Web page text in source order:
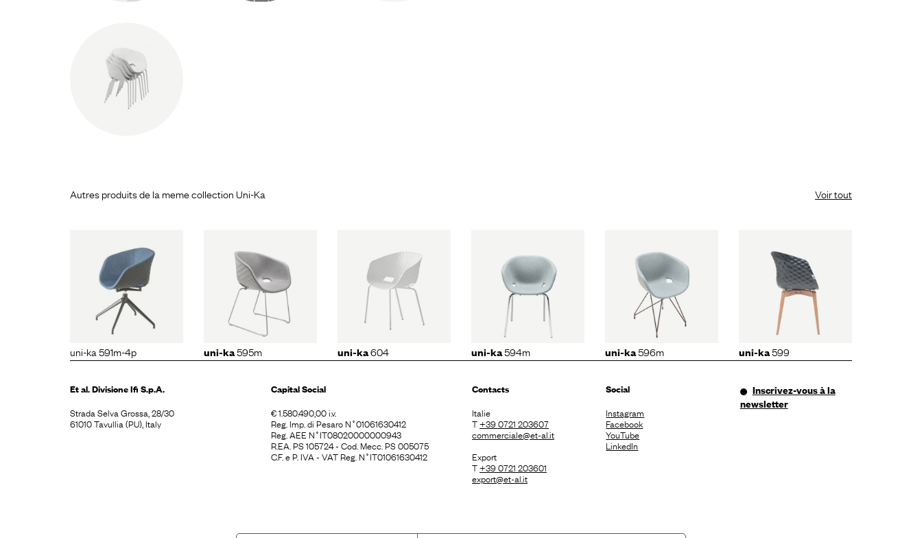
Autres produits de la meme collection Uni-Ka Voir tout
uni-ka 591m-4p
uni-ka
595m
uni-ka595m
uni-ka604
uni-ka604
uni-ka
594m
uni-ka594m
uni-ka
596m
uni-ka596m
uni-ka
uni-ka599
Et al. DivisioneIfi S.p.A.
Strada Selva Grossa, 28/30
61010 Tavullia (PU), Italy
Capital Social
€ 1.580.490,00 i.v.
Reg. Imp. di Pesaro N˚01061630412
Reg. AEE N˚IT08020000000943
R.EA. PS 105724 - Cod. Mecc. PS 005075
C.F. e P. IVA - VAT Reg. N˚IT01061630412
Contacts
Italie
T+39 0721 203607
commerciale@et-al.it
Export
T+39 0721 203601
export@et-al.it
Social
Instagram
Facebook
YouTube
LinkedIn
Inscrivez-vous à la
newsletter